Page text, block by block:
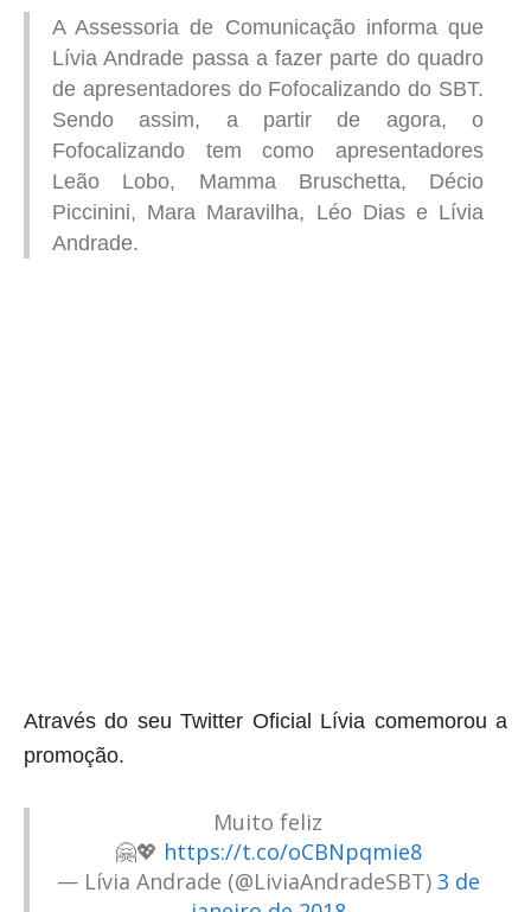
A Assessoria de Comunicação informa que
Lívia Andrade passa a fazer parte do quadro
de apresentadores do Fofocalizando do SBT.
Sendo assim, a partir de agora, o
Fofocalizando tem como apresentadores
Leão Lobo, Mamma Bruschetta, Décio
Piccinini, Mara Maravilha, Léo Dias e Lívia
Andrade.
Através do seu Twitter Oficial Lívia comemorou a
promoção.
Muito feliz
🤗💖 https://t.co/oCBNpqmie8
— Lívia Andrade (@LiviaAndradeSBT) 3 de